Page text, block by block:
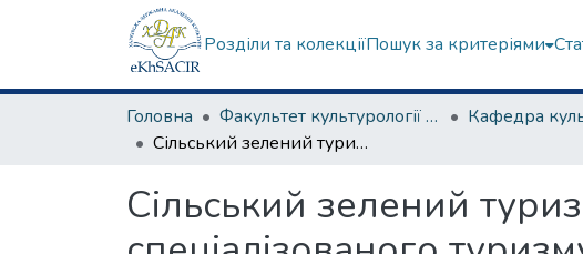
Розділи та колекціїПошук за критеріями
Головна Факультет культурології та соціальних комунікацій
Сільський зелений туризм як перспективний напрям розвитку спеціалізованого туризму в Україні (на прикладі Закарпатської області)
Сільський зелений